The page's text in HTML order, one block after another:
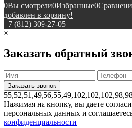
0Вы смотрели0Избранные0
добавлен в корзину!
+7 (812) 309-27-05
×
Заказать обратный
Нажимая на кнопку, вы даете
персональных данных и
конфиденциальности